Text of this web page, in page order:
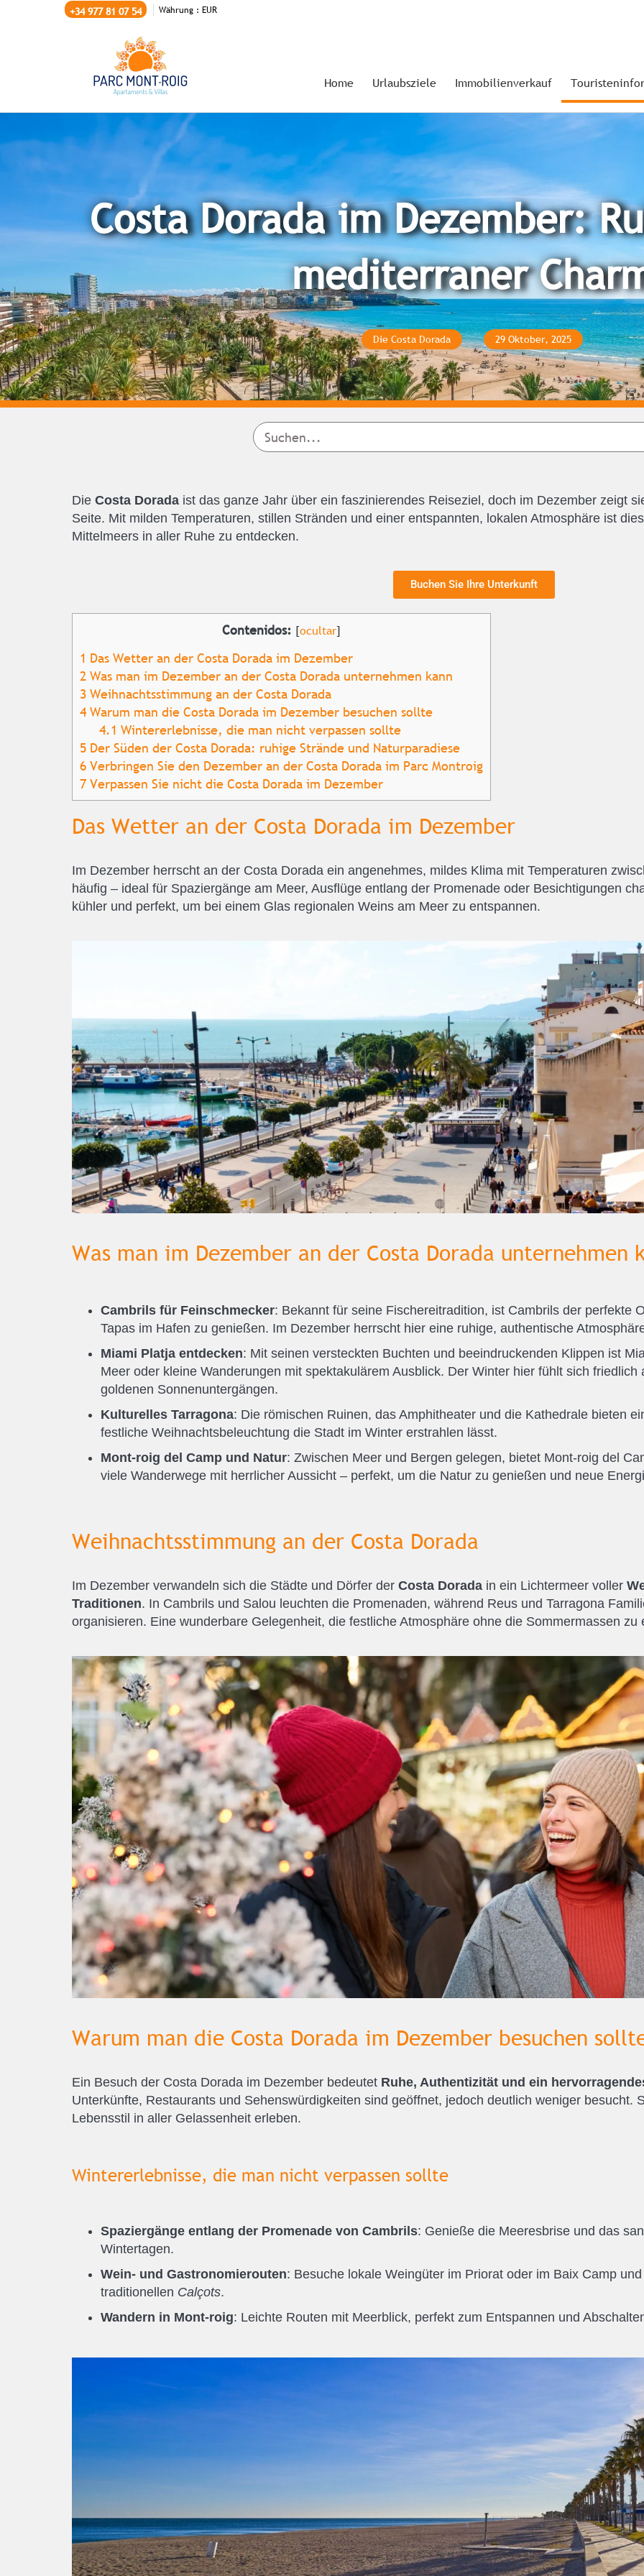
+34 977 81 07 54 Währung : EUR
Home Urlaubsziele Immobilienverkauf
Costa Dorada im Dezember:
mediterraner
Die Costa Dorada 29 Oktober, 2025
Die Costa Doradaist das ganze Jahr über ein faszinierendes Reiseziel, doch im Dezember zeigt
Seite. Mit milden Temperaturen, stillen Stränden und einer entspannten, lokalen Atmosphäre ist
Mittelmeers in aller Ruhe zu entdecken.
Buchen Sie Ihre Unterkunft
Contenidos: [ocultar]
1 Das Wetter an der Costa Dorada im Dezember
2Was man im Dezember an der Costa Dorada unternehmen kann
3Weihnachtsstimmung an der Costa Dorada
4Warum man die Costa Dorada im Dezember besuchen sollte
4.1 Wintererlebnisse, die man nicht verpassen sollte
5Der Süden der Costa Dorada: ruhige Strände und Naturparadiese
6Verbringen Sie den Dezember an der Costa Dorada im Parc Montroig
7Verpassen Sie nicht die Costa Dorada im Dezember
Das Wetter an der Costa Dorada im Dezember
Im Dezember herrscht an der Costa Dorada ein angenehmes, mildes Klima mit Temperaturen
häufig – ideal für Spaziergänge am Meer, Ausflüge entlang der Promenade oder Besichtigungen
kühler und perfekt, um bei einem Glas regionalen Weins am Meer zu entspannen.
Was man im Dezember an der Costa Dorada unternehmen
Cambrils für Feinschmecker: Bekannt für seine Fischereitradition, ist Cambrils der perfekte
Tapas im Hafen zu genießen. Im Dezember herrscht hier eine ruhige, authentische
Miami Platja entdecken: Mit seinen versteckten Buchten und beeindruckenden Klippen ist
Meer oder kleine Wanderungen mit spektakulärem Ausblick. Der Winter hier fühlt sich
goldenen Sonnenuntergängen.
Kulturelles Tarragona: Die römischen Ruinen, das Amphitheater und die Kathedrale bieten
festliche Weihnachtsbeleuchtung die Stadt im Winter erstrahlen lässt.
Mont-roig del Camp und Natur: Zwischen Meer und Bergen gelegen, bietet Mont-roig del
viele Wanderwege mit herrlicher Aussicht – perfekt, um die Natur zu genießen und neue
Weihnachtsstimmung an der Costa Dorada
Im Dezember verwandeln sich die Städte und Dörfer der Costa Doradain ein Lichtermeer voller
Traditionen. In Cambrils und Salou leuchten die Promenaden, während Reus und Tarragona
organisieren. Eine wunderbare Gelegenheit, die festliche Atmosphäre ohne die Sommermassen zu
Warum man die Costa Dorada im Dezember besuchen
Ein Besuch der Costa Dorada im Dezember bedeutet Ruhe, Authentizität und ein
Unterkünfte, Restaurants und Sehenswürdigkeiten sind geöffnet, jedoch deutlich weniger besucht.
Lebensstil in aller Gelassenheit erleben.
Wintererlebnisse, die man nicht verpassen sollte
Spaziergänge entlang der Promenade von Cambrils: Genieße die Meeresbrise und das
Wintertagen.
Wein- und Gastronomierouten: Besuche lokale Weingüter im Priorat oder im Baix Camp
traditionellen Calçots.
Wandern in Mont-roig: Leichte Routen mit Meerblick, perfekt zum Entspannen und